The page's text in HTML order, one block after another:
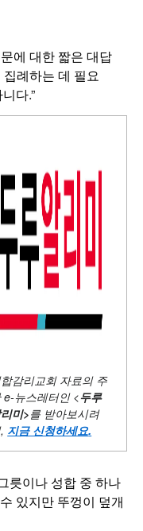
에 대한 짧은 대답
례하는 데 필요
다.”
감리교회 자료의 주
e-뉴스레터인 <두루
미>를 받아보시려
지금 신청하세요.
릇이나 성합 중 하나
있지만 뚜껑이 덮개